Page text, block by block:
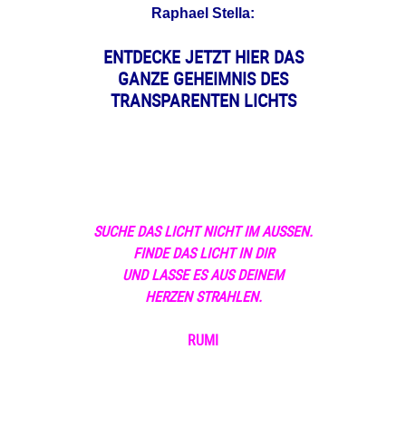
Raphael Stella:
ENTDECKE JETZT HIER DAS
GANZE GEHEIMNIS DES
TRANSPARENTEN LICHTS
SUCHE DAS LICHTNICHT IM AUSSEN.
FINDE DAS LICHT IN DIR
UND LASSE ES AUS DEINEM
HERZEN STRAHLEN.
RUMI